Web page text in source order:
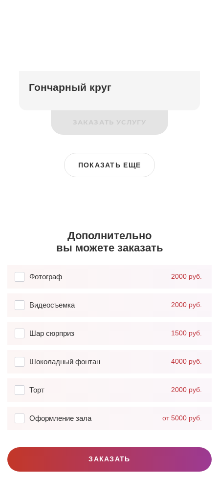
Гончарный круг
ЗАКАЗАТЬ УСЛУГУ
ПОКАЗАТЬ ЕЩЕ
Дополнительно
вы можете заказать
Фотограф 2000 руб.
Видеосъемка 2000 руб.
Шар сюрприз 1500 руб.
Шоколадный фонтан 4000 руб.
Торт 2000 руб.
Оформление зала от 5000 руб.
ЗАКАЗАТЬ